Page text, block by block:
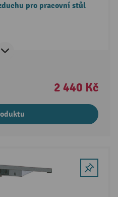
pro pracovní stůl
2 440 Kč